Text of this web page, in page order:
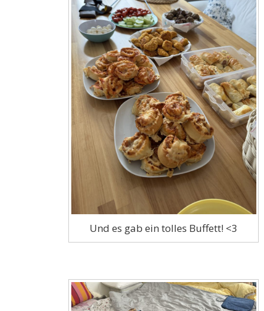
Und es gab ein tolles Buffett! <3